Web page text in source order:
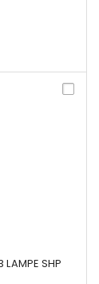
LAMPE SHP